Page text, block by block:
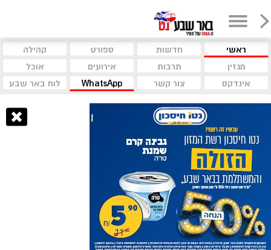
ראשי חדשות ספורט
קהילה
מגזין
תרבות אירועים
אוכל
אינדקס
צור קשר WhatsApp לוח באר שבע